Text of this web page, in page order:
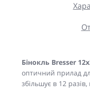
Бінокль Bresser
оптичний прилад
збільшує в 12